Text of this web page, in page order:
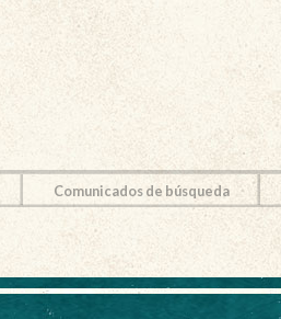
Comunicados de búsqueda